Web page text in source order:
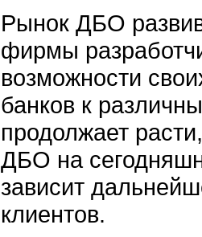
Рынок ДБО
фирмы
возможности
банков к
продолжает
ДБО на
зависит
клиентов.